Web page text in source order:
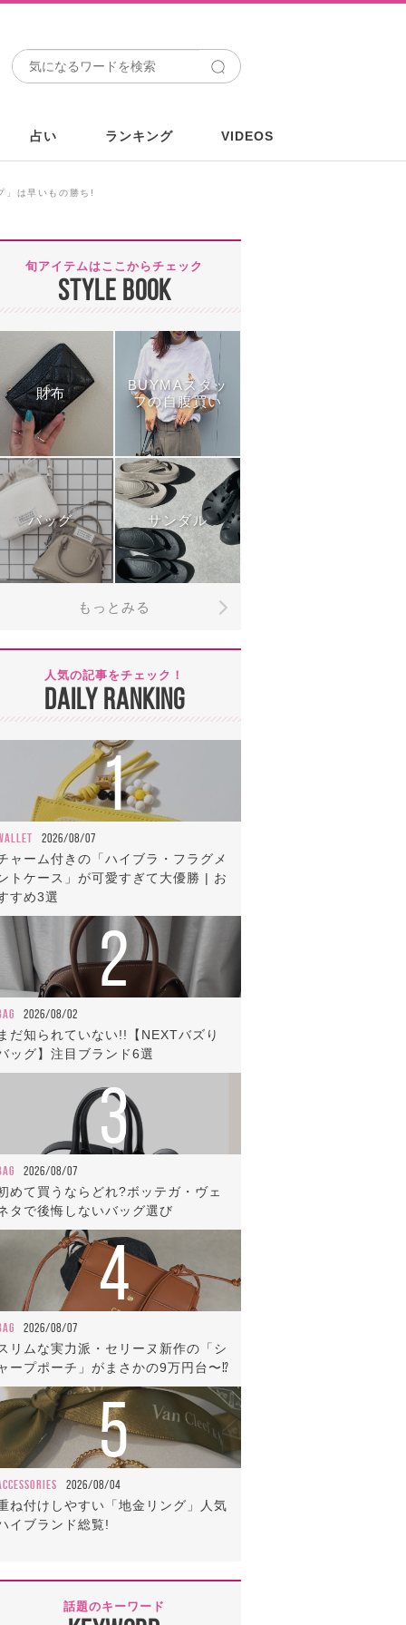
占い ランキング VIDEOS
」は早いもの勝ち!
旬アイテムはここからチェック
STYLE BOOK
財布
BUYMAスタッ
フの自腹買い
バッグ サンダル
もっとみる
人気の記事をチェック！
DAILY RANKING
1
2026/08/07
ャーム付きの「ハイブラ・フラグメ
トケース」が可愛すぎて大優勝 | お
すめ3選
2
2026/08/02
だ知られていない!!【NEXTバズり
ッグ】注目ブランド6選
3
2026/08/07
めて買うならどれ?ボッテガ・ヴェ
タで後悔しないバッグ選び
4
2026/08/07
リムな実力派・セリーヌ新作の「シ
ープポーチ」がまさかの9万円台〜⁉
5
2026/08/04
ね付けしやすい「地金リング」人気
イブランド総覧!
話題のキーワード